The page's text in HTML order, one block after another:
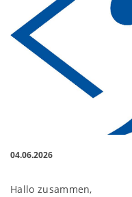
04.06.2026
Hallo zusammen,